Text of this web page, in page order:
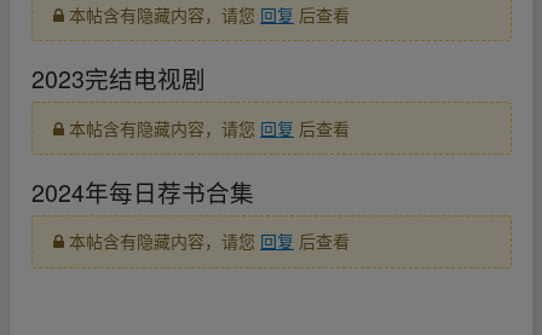
本帖含有隐藏内容，请您 回复 后查看
2023完结电视剧
本帖含有隐藏内容，请您 回复 后查看
2024年每日荐书合集
本帖含有隐藏内容，请您 回复 后查看